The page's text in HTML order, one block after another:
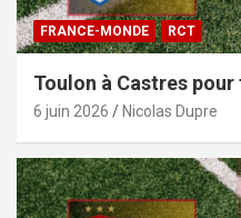
FRANCE-MONDE RCT
Toulon à Castres pour
6 juin 2026 Nicolas Dupre